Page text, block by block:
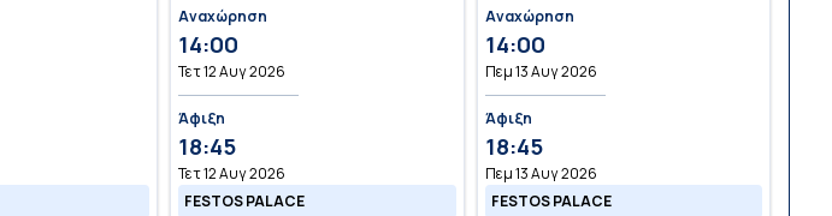
Αναχώρηση
14:00
Τετ 12 Αυγ 2026
Άφιξη
18:45
Τετ 12 Αυγ 2026
FESTOS PALACE
Αναχώρηση
14:00
Πεμ 13 Αυγ 2026
Άφιξη
18:45
Πεμ 13 Αυγ 2026
FESTOS PALACE